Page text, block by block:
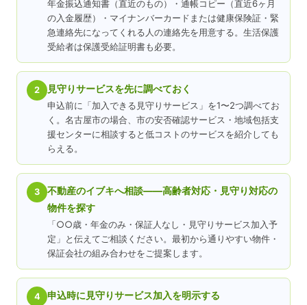
年金振込通知書（直近のもの）・通帳コピー（直近6ヶ月
の入金履歴）・マイナンバーカードまたは健康保険証・緊
急連絡先になってくれる人の連絡先を用意する。生活保護
受給者は保護受給証明書も必要。
2 見守りサービスを先に調べておく
申込前に「加入できる見守りサービス」を1〜2つ調べてお
く。名古屋市の場合、市の安否確認サービス・地域包括支
援センターに相談すると低コストのサービスを紹介しても
らえる。
3
不動産のイブキへ相談——高齢者対応・見守り対応の
物件を探す
「○○歳・年金のみ・保証人なし・見守りサービス加入予
定」と伝えてご相談ください。最初から通りやすい物件・
保証会社の組み合わせをご提案します。
4 申込時に見守りサービス加入を明示する